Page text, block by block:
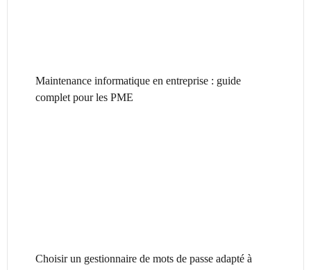
Maintenance informatique en entreprise : guide
complet pour les PME
Choisir un gestionnaire de mots de passe adapté à